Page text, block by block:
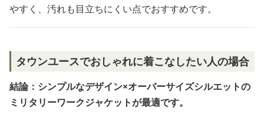
やすく、汚れも目立ちにくい点でおすすめです。
タウンユースでおしゃれに着こなしたい人の場合
結論：シンプルなデザイン×オーバーサイズシルエットの
ミリタリーワークジャケットが最適です。